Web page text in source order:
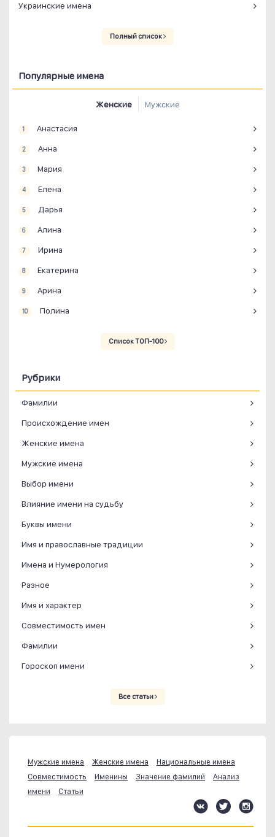
Украинские имена
Полный список
Популярные имена
Женские Мужские
1 Анастасия
2 Анна
3 Мария
4 Елена
5 Дарья
6 Алина
7 Ирина
8 Екатерина
9 Арина
10 Полина
Список ТОП-100
Рубрики
Фамилии
Происхождение имен
Женские имена
Мужские имена
Выбор имени
Влияние имени на судьбу
Буквы имени
Имя и православные традиции
Имена и Нумерология
Разное
Имя и характер
Совместимость имен
Фамилии
Гороскоп имени
Все статьи
Мужские имена Женские имена
Национальные имена
Совместимость
Именины Значение фамилий
Анализ
имени
Статьи